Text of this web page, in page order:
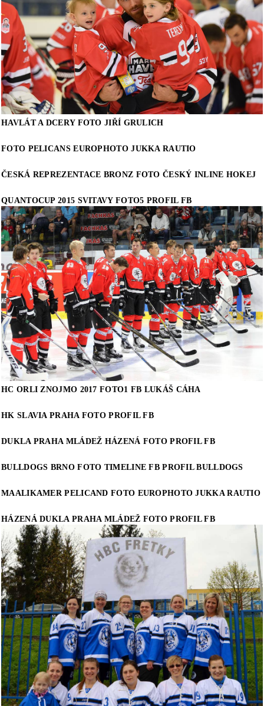
HAVLÁT A DCERY FOTO JIŘÍ GRULICH
FOTO PELICANS EUROPHOTO JUKKA RAUTIO
ČESKÁ REPREZENTACE BRONZ FOTO ČESKÝ INLINE HOKEJ
QUANTOCUP 2015 SVITAVY FOTO5 PROFIL FB
HC ORLI ZNOJMO 2017 FOTO1 FB LUKÁŠ CÁHA
HK SLAVIA PRAHA FOTO PROFIL FB
DUKLA PRAHA MLÁDEŽ HÁZENÁ FOTO PROFIL FB
BULLDOGS BRNO FOTO TIMELINE FB PROFIL BULLDOGS
MAALIKAMER PELICAND FOTO EUROPHOTO JUKKA RAUTIO
HÁZENÁ DUKLA PRAHA MLÁDEŽ FOTO PROFIL FB